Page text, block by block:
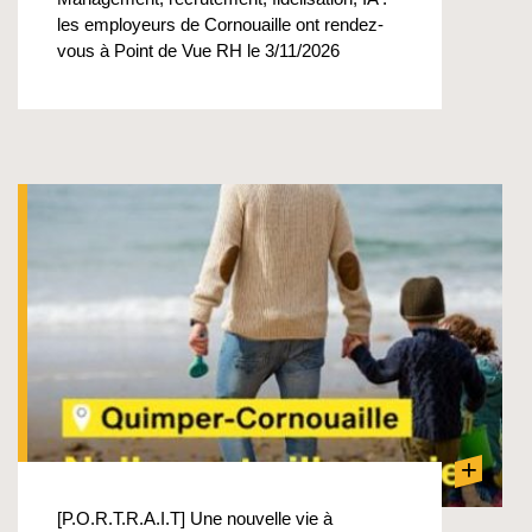
les employeurs de Cornouaille ont rendez-
vous à Point de Vue RH le 3/11/2026
+
[P.O.R.T.R.A.I.T] Une nouvelle vie à